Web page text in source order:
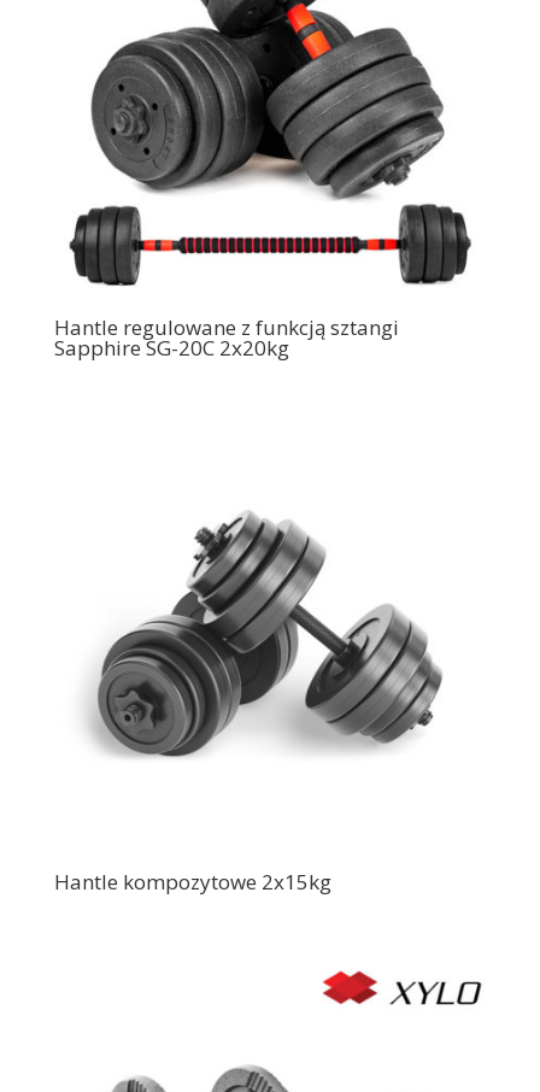
Hantle regulowane z funkcją sztangi
Sapphire SG-20C 2x20kg
Hantle kompozytowe 2x15kg